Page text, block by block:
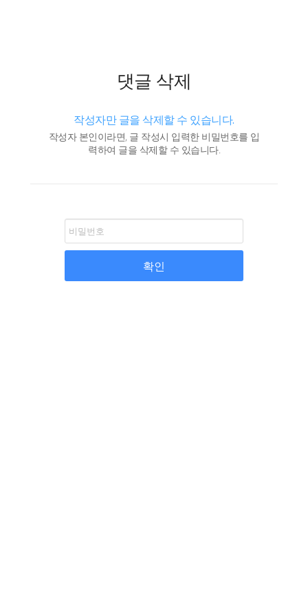
댓글 삭제
작성자만 글을 삭제할 수 있습니다.
작성자 본인이라면, 글 작성시 입력한 비밀번호를 입
력하여 글을 삭제할 수 있습니다.